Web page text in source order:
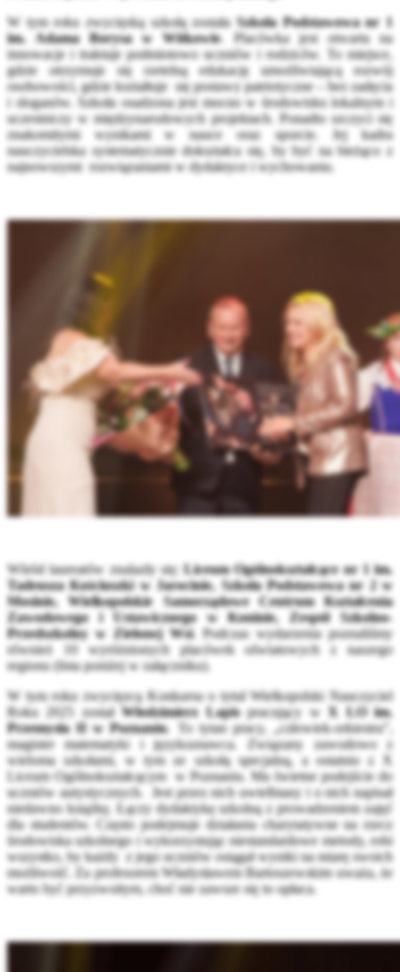
W tym roku zwycięską szkołą została Szkoła Podstawowa nr 1
im. Adama Borysa w Witkowie. Placówka jest otwarta na
innowacje i traktuje podmiotowo uczniów i rodziców. To miejsce,
gdzie otrzymuje się rzetelną edukację umożliwiającą rozwój
osobowości, gdzie kształtuje się postawy patriotyczne – bez zadęcia
i sloganów. Szkoła osadzona jest mocno w środowisku lokalnym i
uczestniczy w międzynarodowych projektach. Ponadto szczyci się
znakomitymi wynikami w nauce oraz sporcie. Jej kadra
nauczycielska systematycznie dokształca się, by być na bieżąco z
najnowszymi rozwiązaniami w dydaktyce i wychowaniu.
Wśród laureatów znalazły się: Liceum Ogólnokształcące nr 1 im.
Tadeusza Kościuszki w Jarocinie, Szkoła Podstawowa nr 2 w
Mosinie, Wielkopolskie Samorządowe Centrum Kształcenia
Zawodowego i Ustawicznego w Koninie, Zespół Szkolno-
Przedszkolny w Zielonej Wsi. Podczas wydarzenia poznaliśmy
również 10 wyróżnionych placówek oświatowych z naszego
regionu (lista poniżej w załączniku).
W tym roku zwycięzcą Konkursu o tytuł Wielkopolski Nauczyciel
Roku 2025 zostałWłodzimierz Lapispracujący w
X LO im.
Przemysła II w Poznaniu. To tytan pracy, „człowiek-orkiestra”,
magister matematyki i językoznawca. Związany zawodowo z
wieloma szkołami, w tym ze szkołą specjalną, a ostatnio z X
Liceum Ogólnokształcącym w Poznaniu. Ma świetne podejście do
uczniów autystycznych. Jest przez nich uwielbiany i o nich napisał
niedawno książkę. Łączy dydaktykę szkolną z prowadzeniem zajęć
dla studentów. Często podejmuje działania charytatywne na rzecz
środowiska szkolnego i wykorzystując niestandardowe metody, robi
wszystko, by każdy z jego uczniów osiągał wyniki na miarę swoich
możliwość. Za profesorem Władysławem Bartoszewskim uważa, że
warto być przyzwoitym, choć nie zawsze się to opłaca.